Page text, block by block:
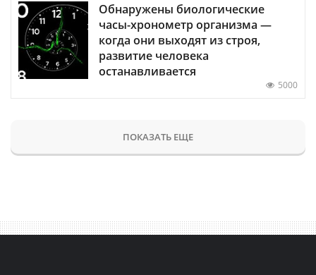
Обнаружены биологические
часы-хронометр организма —
когда они выходят из строя,
развитие человека
останавливается
5000
ПОКАЗАТЬ ЕЩЕ